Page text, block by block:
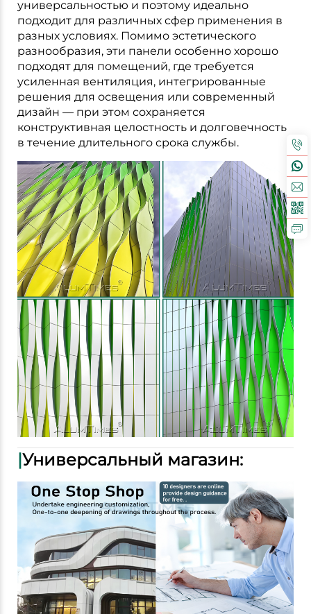
универсальностью и поэтому идеально
подходит для различных сфер применения в
разных условиях. Помимо эстетического
разнообразия, эти панели особенно хорошо
подходят для помещений, где требуется
усиленная вентиляция, интегрированные
решения для освещения или современный
дизайн — при этом сохраняется
конструктивная целостность и долговечность
в течение длительного срока службы.
|Универсальный магазин: